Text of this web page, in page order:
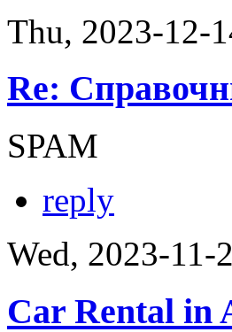
Thu, 2023-12-
Re:
SPAM
reply
Wed, 2023-
Car Rental in